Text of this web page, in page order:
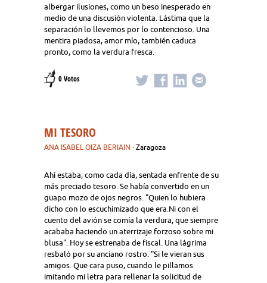
albergar ilusiones, como un beso inesperado en
medio de una discusión violenta. Lástima que la
separación lo llevemos por lo contencioso. Una
mentira piadosa, amor mío, también caduca
pronto, como la verdura fresca.
0 Votos
MI TESORO
ANA ISABEL OIZA BERIAIN · Zaragoza
Ahí estaba, como cada día, sentada enfrente de su
más preciado tesoro. Se había convertido en un
guapo mozo de ojos negros. "Quien lo hubiera
dicho con lo escuchimizado que era.Ni con el
cuento del avión se comía la verdura, que siempre
acababa haciendo un aterrizaje forzoso sobre mi
blusa". Hoy se estrenaba de fiscal. Una lágrima
resbaló por su anciano rostro. "Si le vieran sus
amigos. Que cara puso, cuando le pillamos
imitando mi letra para rellenar la solicitud de